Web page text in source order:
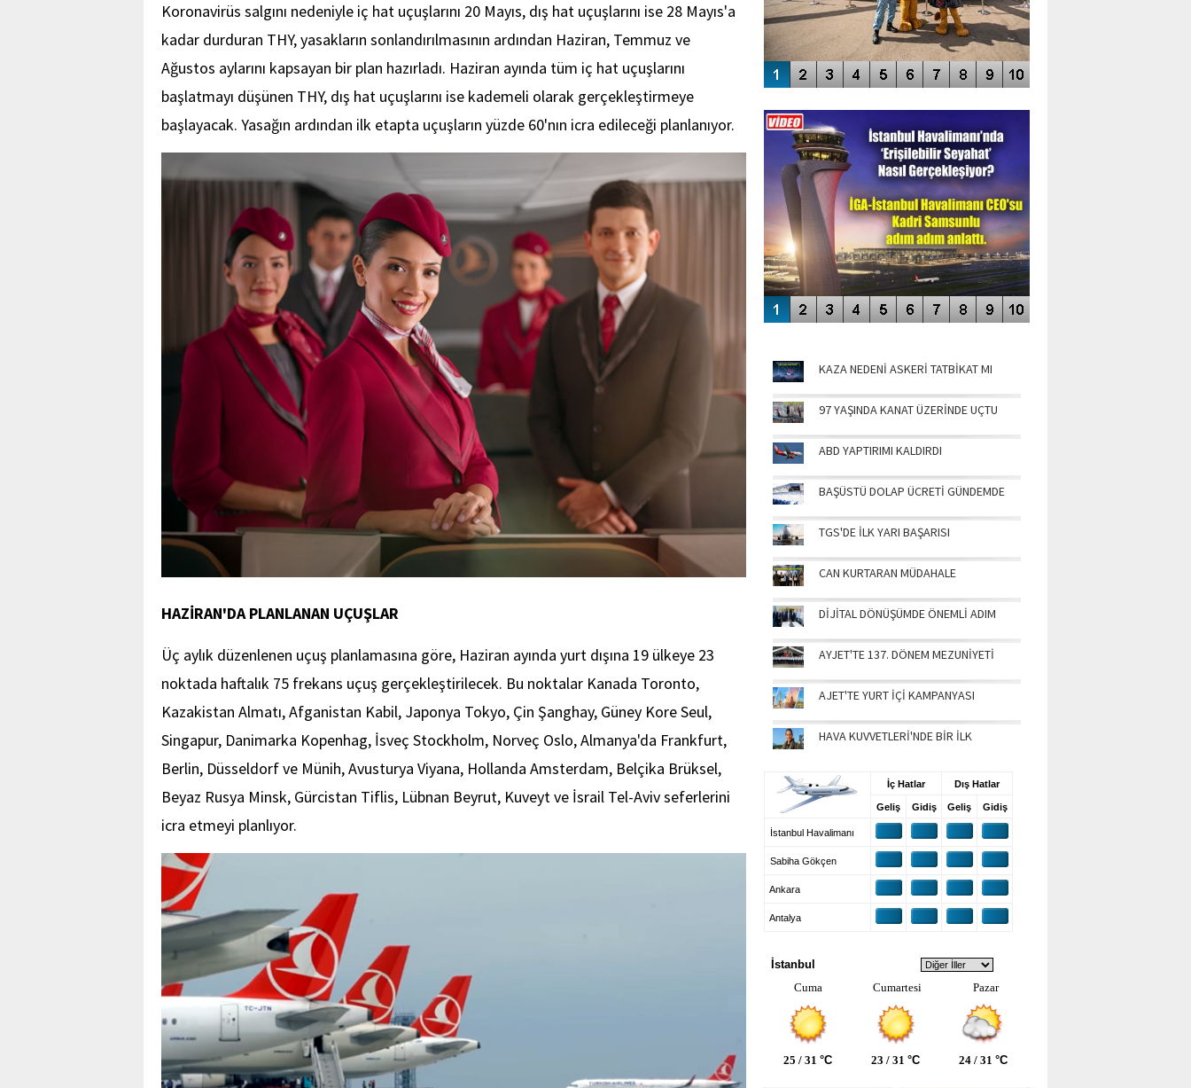
Koronavirüs salgını nedeniyle iç hat uçuşlarını 20 Mayıs, dış hat uçuşlarını ise 28 Mayıs'a
kadar durduran THY, yasakların sonlandırılmasının ardından Haziran, Temmuz ve
Ağustos aylarını kapsayan bir plan hazırladı. Haziran ayında tüm iç hat uçuşlarını
başlatmayı düşünen THY, dış hat uçuşlarını ise kademeli olarak gerçekleştirmeye
başlayacak. Yasağın ardından ilk etapta uçuşların yüzde 60'nın icra edileceği planlanıyor.
HAZİRAN'DA PLANLANAN UÇUŞLAR
Üç aylık düzenlenen uçuş planlamasına göre, Haziran ayında yurt dışına 19 ülkeye 23
noktada haftalık 75 frekans uçuş gerçekleştirilecek. Bu noktalar Kanada Toronto,
Kazakistan Almatı, Afganistan Kabil, Japonya Tokyo, Çin Şanghay, Güney Kore Seul,
Singapur, Danimarka Kopenhag, İsveç Stockholm, Norveç Oslo, Almanya'da Frankfurt,
Berlin, Düsseldorf ve Münih, Avusturya Viyana, Hollanda Amsterdam, Belçika Brüksel,
Beyaz Rusya Minsk, Gürcistan Tiflis, Lübnan Beyrut, Kuveyt ve İsrail Tel-Aviv seferlerini
icra etmeyi planlıyor.
ENGELLERİN AŞILDIĞI HAVALİMANI
KAZA NEDENİ ASKERİ TATBİKAT MI
97 YAŞINDA KANAT ÜZERİNDE UÇTU
ABD YAPTIRIMI KALDIRDI
BAŞÜSTÜ DOLAP ÜCRETİ GÜNDEMDE
TGS'DE İLK YARI BAŞARISI
CAN KURTARAN MÜDAHALE
DİJİTAL DÖNÜŞÜMDE ÖNEMLİ ADIM
AYJET'TE 137. DÖNEM MEZUNİYETİ
AJET'TE YURT İÇİ KAMPANYASI
HAVA KUVVETLERİ'NDE BİR İLK
İç Hatlar Dış Hatlar
Geliş Gidiş Geliş Gidiş
İstanbul Havalimanı
Sabiha Gökçen
Ankara
Antalya
İstanbul
Cuma
Cumartesi Pazar
25 / 31 °C 23 / 31 °C 24 / 31 °C